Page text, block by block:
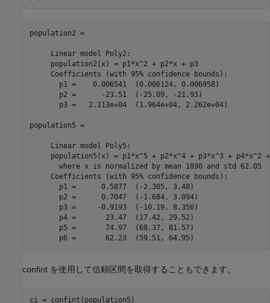
population2 =
     Linear model Poly2:
     population2(x) = p1*x^2 + p2*x + p3
     Coefficients (with 95% confidence bounds):
       p1 =    0.006541  (0.006124, 0.006958)
       p2 =      -23.51  (-25.09, -21.93)
       p3 =   2.113e+04  (1.964e+04, 2.262e+04)
population5 =
     Linear model Poly5:
population5(x) = p1*x^5 + p2*x^4 + p3*x^3 + p4*x^2
       where x is normalized by mean 1890 and std 62.05
     Coefficients (with 95% confidence bounds):
       p1 =      0.5877  (-2.305, 3.48)
       p2 =      0.7047  (-1.684, 3.094)
       p3 =     -0.9193  (-10.19, 8.356)
       p4 =       23.47  (17.42, 29.52)
       p5 =       74.97  (68.37, 81.57)
confint を使用して信頼区間を取得することもできます。